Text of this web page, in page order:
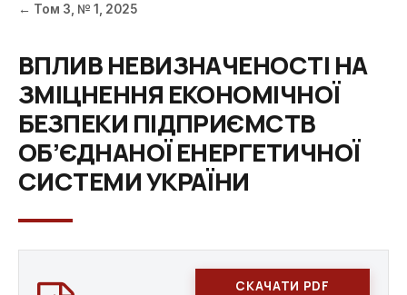
← Том 3, № 1, 2025
ВПЛИВ НЕВИЗНАЧЕНОСТІ НА
ЗМІЦНЕННЯ ЕКОНОМІЧНОЇ
БЕЗПЕКИ ПІДПРИЄМСТВ
ОБ’ЄДНАНОЇ ЕНЕРГЕТИЧНОЇ
СИСТЕМИ УКРАЇНИ
СКАЧАТИ PDF